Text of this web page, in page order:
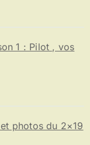
1 : Pilot , vos
photos du 2×19